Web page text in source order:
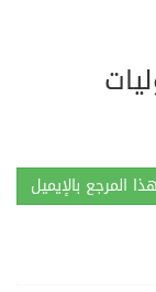
المرجع بالإيميل